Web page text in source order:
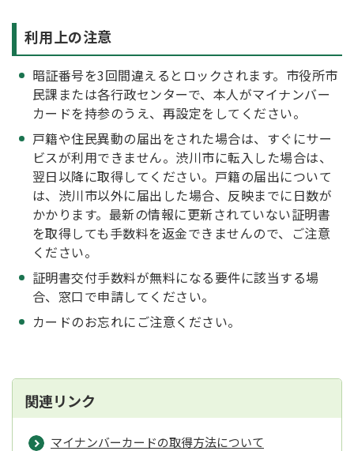
利用上の注意
暗証番号を3回間違えるとロックされます。市役所市
民課または各行政センターで、本人がマイナンバー
カードを持参のうえ、再設定をしてください。
戸籍や住民異動の届出をされた場合は、すぐにサー
ビスが利用できません。渋川市に転入した場合は、
翌日以降に取得してください。戸籍の届出について
は、渋川市以外に届出した場合、反映までに日数が
かかります。最新の情報に更新されていない証明書
を取得しても手数料を返金できませんので、ご注意
ください。
証明書交付手数料が無料になる要件に該当する場
合、窓口で申請してください。
カードのお忘れにご注意ください。
関連リンク
マイナンバーカードの取得方法について